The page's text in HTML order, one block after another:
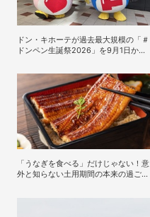
ドン・キホーテが過去最大規模の「＃
ドンペン生誕祭2026」を9月1日から
「うなぎを食べる」だけじゃない！意
外と知らない土用期間の本来の過ごし